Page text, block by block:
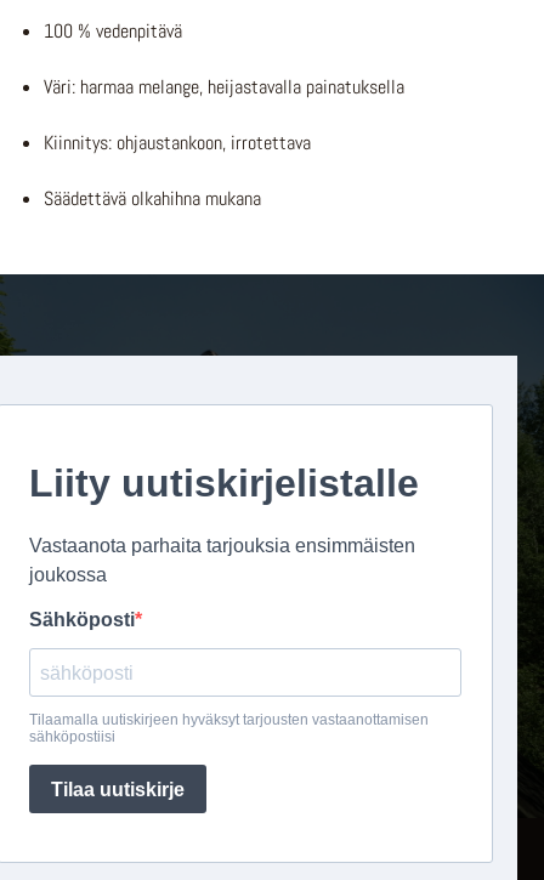
100 % vedenpitävä
Väri: harmaa melange, heijastavalla painatuksella
Kiinnitys: ohjaustankoon, irrotettava
Säädettävä olkahihna mukana